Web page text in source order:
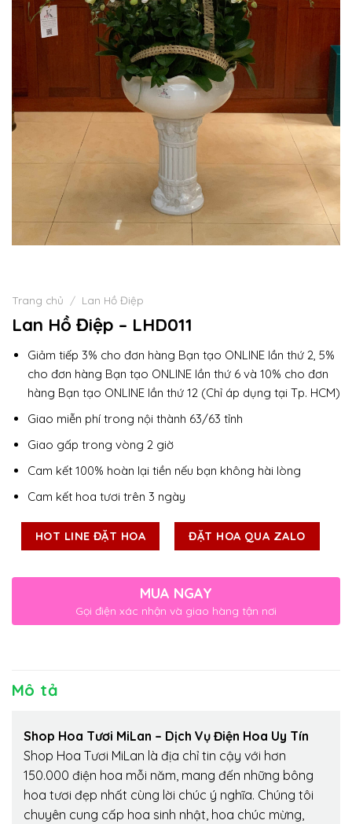
Trang chủ / Lan Hồ Điệp
Lan Hồ Điệp – LHD011
Giảm tiếp 3% cho đơn hàng Bạn tạo ONLINE lần thứ 2, 5%
cho đơn hàng Bạn tạo ONLINE lần thứ 6 và 10% cho đơn
hàng Bạn tạo ONLINE lần thứ 12 (Chỉ áp dụng tại Tp. HCM)
Giao miễn phí trong nội thành 63/63 tỉnh
Giao gấp trong vòng 2 giờ
Cam kết 100% hoàn lại tiền nếu bạn không hài lòng
Cam kết hoa tươi trên 3 ngày
HOT LINE ĐẶT HOA ĐẶT HOA QUA ZALO
MUA NGAY
Gọi điện xác nhận và giao hàng tận nơi
Mô tả
Shop Hoa Tươi MiLan – Dịch Vụ Điện Hoa Uy Tín
Shop Hoa Tươi MiLan là địa chỉ tin cậy với hơn
150.000 điện hoa mỗi năm, mang đến những bông
hoa tươi đẹp nhất cùng lời chúc ý nghĩa. Chúng tôi
chuyên cung cấp hoa sinh nhật, hoa chúc mừng,